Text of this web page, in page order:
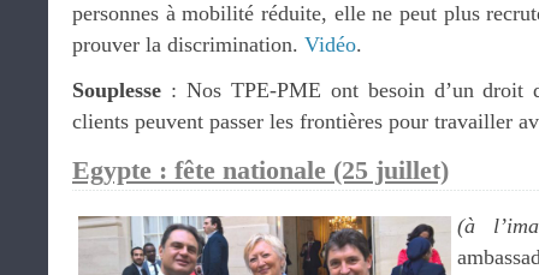
personnes à mobilité réduite, elle ne peut plus
prouver la discrimination. Vidéo.
Souplesse : Nos TPE-PME ont besoin d’un droit
clients peuvent passer les frontières pour travailler
Egypte : fête nationale (25 juillet)
(à